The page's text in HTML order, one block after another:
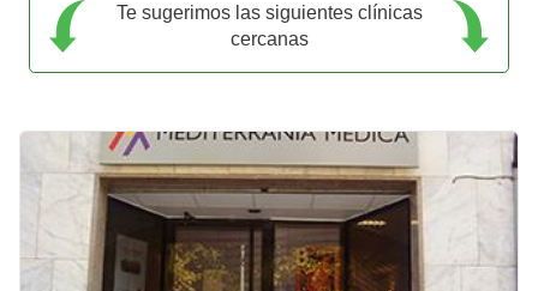
Te sugerimos las siguientes clínicas
cercanas